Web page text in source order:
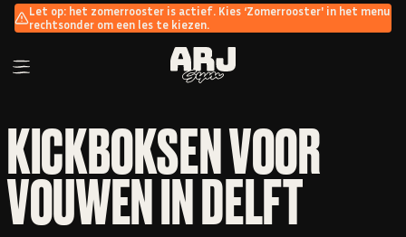
Let op: het zomerrooster is actief. Kies ‘Zomerrooster' in het menu
rechtsonder om een les te kiezen.
KICKBOKSEN VOOR
VOUWEN IN DELFT